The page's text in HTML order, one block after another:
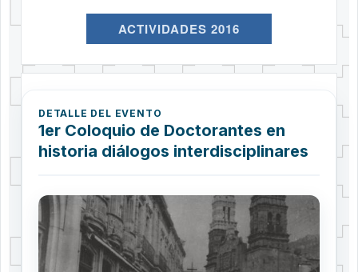
ACTIVIDADES 2016
DETALLE DEL EVENTO
1er Coloquio de Doctorantes en
historia diálogos interdisciplinares